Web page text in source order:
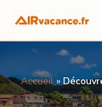
Aller
contenu
Accueil»